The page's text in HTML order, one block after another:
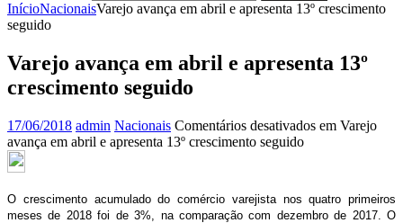
InícioNacionaisVarejo avança em abril e apresenta 13º crescimento
seguido
Varejo avança em abril e apresenta 13º
crescimento seguido
17/06/2018 admin Nacionais Comentários desativados em Varejo
avança em abril e apresenta 13º crescimento seguido
O crescimento acumulado do comércio varejista nos quatro primeiros
meses de 2018 foi de 3%, na comparação com dezembro de 2017. O